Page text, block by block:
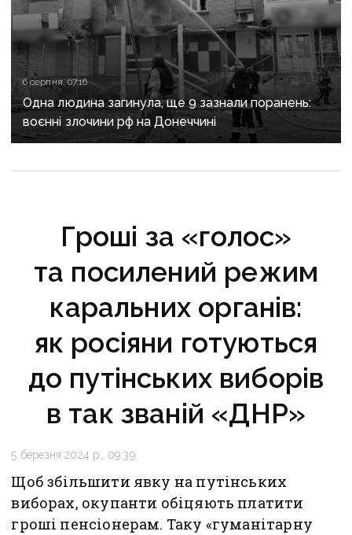
6 серпня, 07:16
Одна людина загинула, ще 9 зазнали поранень:
воєнні злочини рф на Донеччині
Гроші за «голос»
та посилений режим
каральних органів:
як росіяни готуються
до путінських виборів
в так званій «ДНР»
5 березня 2024 р., 09:39
Щоб збільшити явку на путінських
виборах, окупанти обіцяють платити
гроші пенсіонерам. Таку «гуманітарну